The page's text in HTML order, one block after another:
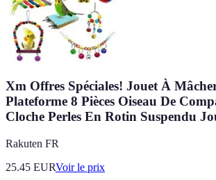
Xm Offres Spéciales! Jouet À
Plateforme 8 Pièces Oiseau De
Cloche Perles En Rotin Suspendu
Rakuten FR
25.45 EURVoir le prix